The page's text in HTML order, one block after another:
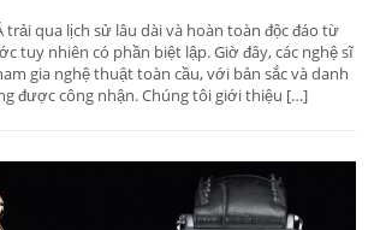
trải qua lịch sử lâu dài và hoàn toàn độc đáo từ
tuy nhiên có phần biệt lập. Giờ đây, các nghệ sĩ
gia nghệ thuật toàn cầu, với bản sắc và danh
được công nhận. Chúng tôi giới thiệu […]